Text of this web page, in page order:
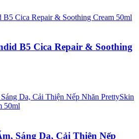
B5 Cica Repair & Soothing
Sáng Da, Cải Thiện Nếp